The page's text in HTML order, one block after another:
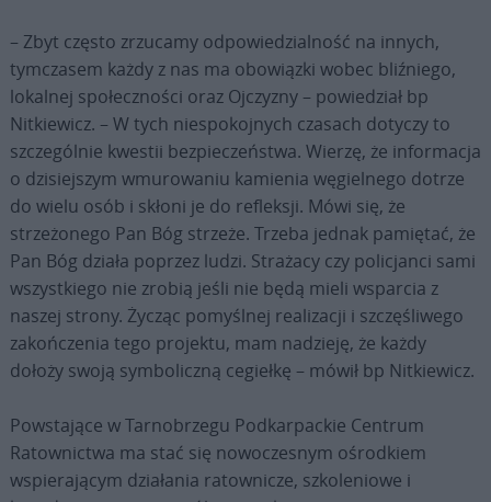
– Zbyt często zrzucamy odpowiedzialność na innych,
tymczasem każdy z nas ma obowiązki wobec bliźniego,
lokalnej społeczności oraz Ojczyzny – powiedział bp
Nitkiewicz. – W tych niespokojnych czasach dotyczy to
szczególnie kwestii bezpieczeństwa. Wierzę, że informacja
o dzisiejszym wmurowaniu kamienia węgielnego dotrze
do wielu osób i skłoni je do refleksji. Mówi się, że
strzeżonego Pan Bóg strzeże. Trzeba jednak pamiętać, że
Pan Bóg działa poprzez ludzi. Strażacy czy policjanci sami
wszystkiego nie zrobią jeśli nie będą mieli wsparcia z
naszej strony. Życząc pomyślnej realizacji i szczęśliwego
zakończenia tego projektu, mam nadzieję, że każdy
dołoży swoją symboliczną cegiełkę – mówił bp Nitkiewicz.
Powstające w Tarnobrzegu Podkarpackie Centrum
Ratownictwa ma stać się nowoczesnym ośrodkiem
wspierającym działania ratownicze, szkoleniowe i